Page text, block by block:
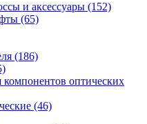
и аксессуары (152)
(65)
(186)
компонентов оптических
(46)